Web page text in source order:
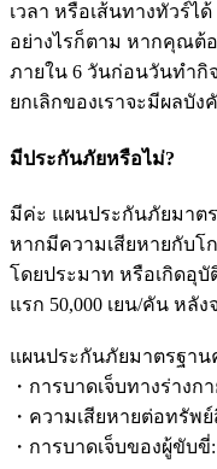
เวลา หรือเส้นทางทัวร์ได้
อย่างไรก็ตาม หากคุณต้
ภายใน 6 วันก่อนวันทำกิ
ยกเลิกของเราจะมีผลบัง
มีประกันภัยหรือไม่?
มีค่ะ แผนประกันภัยมาต
หากมีความเสียหายกับโ
โดยประมาท หรือเกิดอุ
แรก 50,000 เยน/คัน หลั
แผนประกันภัยมาตรฐา
・การบาดเจ็บทางร่างก
・ความเสียหายต่อทรัพย์
・การบาดเจ็บของผู้ขับขี่